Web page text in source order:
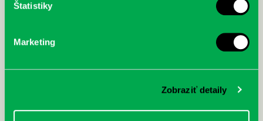
Štatistiky
Marketing
Zobraziť detaily